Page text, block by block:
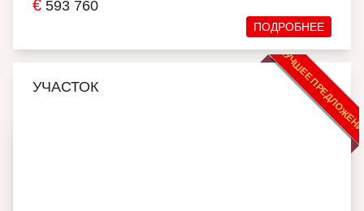
€ 593 760
ПОДРОБНЕЕ
ЛУЧШЕЕ
УЧАСТОК